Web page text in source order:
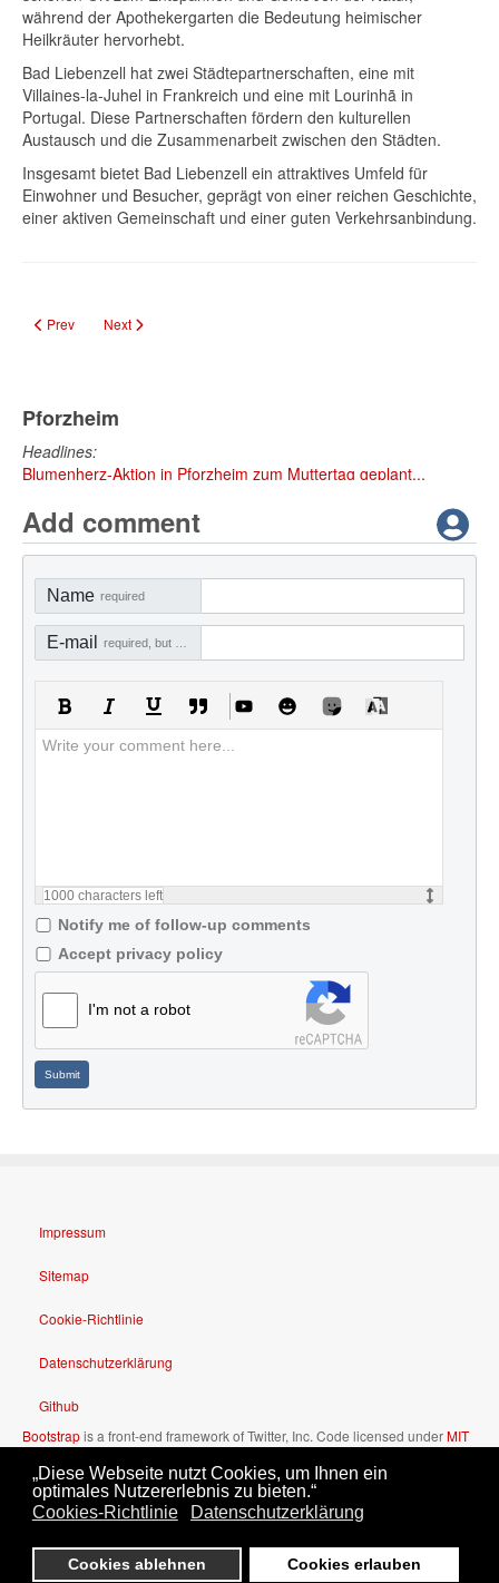
„Diese Webseite nutzt Cookies, um Ihnen ein
optimales Nutzererlebnis zu bieten.“
Cookies-Richtlinie
Datenschutzerklärung
Cookies ablehnen Cookies erlauben
während der Apothekergarten die Bedeutung heimischer
Heilkräuter hervorhebt.
Bad Liebenzell hat zwei Städtepartnerschaften, eine mit
Villaines-la-Juhel in Frankreich und eine mit Lourinhã in
Portugal. Diese Partnerschaften fördern den kulturellen
Austausch und die Zusammenarbeit zwischen den Städten.
Insgesamt bietet Bad Liebenzell ein attraktives Umfeld für
Einwohner und Besucher, geprägt von einer reichen Geschichte,
einer aktiven Gemeinschaft und einer guten Verkehrsanbindung.
Previous article: Letzte Chance für „Parad „Eyes“ Fractal Odyssey“ im
Prev Next article: Blattgold: Pforzheim-Krimi – Spannung pur in der
Next
Pforzheim
Headlines:
Blumenherz-Aktion in Pforzheim zum Muttertag geplant...
Add comment
Name required
E-mail
1000 characters left
Notify me of follow-up comments
Accept privacy policy
I'm not a robot
Submit
Impressum
Sitemap
Cookie-Richtlinie
Datenschutzerklärung
Github
Bootstrapis a front-end framework of Twitter, Inc. Code licensed underMIT
Font Awesomefont licensed underSIL OFL 1.1.